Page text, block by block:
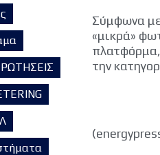
Σύμφωνα με
«μικρά»
πλατφόρμα,
την